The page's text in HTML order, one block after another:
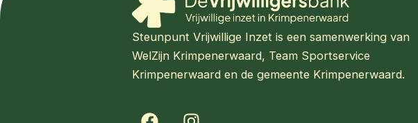
Steunpunt Vrijwillige Inzet is een samenwerking van
WelZijn Krimpenerwaard, Team Sportservice
Krimpenerwaard en de gemeente Krimpenerwaard.
F
I